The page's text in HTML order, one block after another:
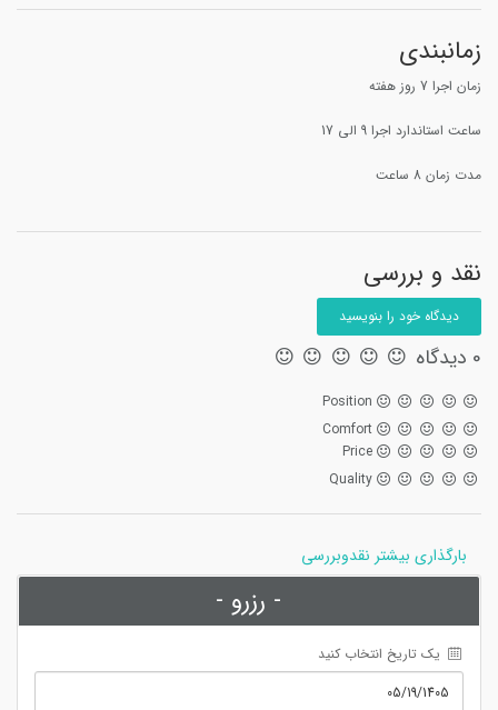
زمانبندی
زمان اجرا 7 روز هفته
ساعت استاندارد اجرا 9 الی 17
مدت زمان 8 ساعت
نقد و بررسی
دیدگاه خود را بنویسید
0 دیدگاه
Position
Comfort
Price
Quality
بارگذاری بیشتر نقدوبررسی
- رزرو -
یک تاریخ انتخاب کنید